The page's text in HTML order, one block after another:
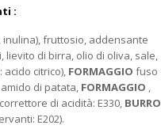
:
fruttosio, addensante
lievito di birra, olio di oliva, sale,
citrico), FORMAGGIO fuso
di patata, FORMAGGIO ,
di acidità: E330, BURRO
E202).